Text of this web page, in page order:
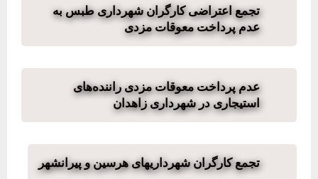
تجمع اعتراضی کارگران شهرداری طبس به
عدم پرداخت معوقات مزدی
عدم پرداخت معوقات مزدی راننده‌های
استیجاری در شهرداری زاهدان
تجمع کارگران شهرداریهای هرسین و پیرانشهر